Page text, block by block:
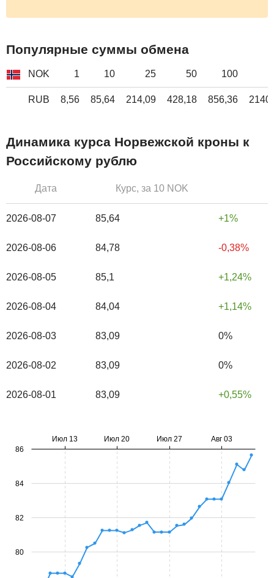
Популярные суммы обмена
NOK 1 10 25 50 100
RUB 8,56 85,64 214,09 428,18 856,36
Динамика курса Норвежской кроны к
Российскому рублю
Дата Курс, за 10 NOK
2026-08-07 85,64 1%
2026-08-06 84,78 -0,38%
2026-08-05 85,1 1,24%
2026-08-04 84,04 1,14%
2026-08-03 83,09 0%
2026-08-02 83,09 0%
2026-08-01 83,09 0,55%
Июл 13 Июл 20 Июл 27 Авг 03
80
82
84
86